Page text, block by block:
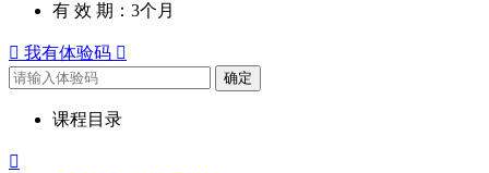
有 效 期： 3个月
 我有体验码 
确定
课程目录
